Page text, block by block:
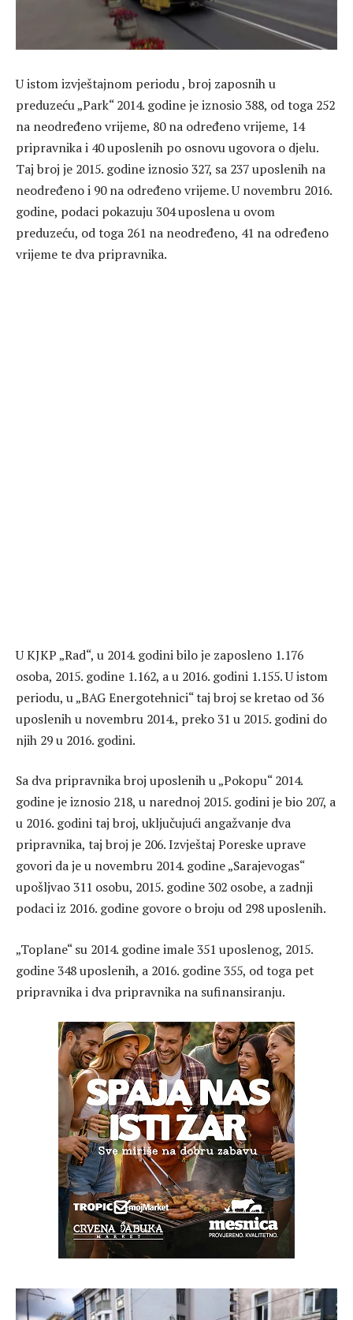
U istom izvještajnom periodu , broj zaposnih u
preduzeću „Park“ 2014. godine je iznosio 388, od toga 252
na neodređeno vrijeme, 80 na određeno vrijeme, 14
pripravnika i 40 uposlenih po osnovu ugovora o djelu.
Taj broj je 2015. godine iznosio 327, sa 237 uposlenih na
neodređeno i 90 na određeno vrijeme. U novembru 2016.
godine, podaci pokazuju 304 uposlena u ovom
preduzeću, od toga 261 na neodređeno, 41 na određeno
vrijeme te dva pripravnika.
U KJKP „Rad“, u 2014. godini bilo je zaposleno 1.176
osoba, 2015. godine 1.162, a u 2016. godini 1.155. U istom
periodu, u „BAG Energotehnici“ taj broj se kretao od 36
uposlenih u novembru 2014., preko 31 u 2015. godini do
njih 29 u 2016. godini.
Sa dva pripravnika broj uposlenih u „Pokopu“ 2014.
godine je iznosio 218, u narednoj 2015. godini je bio 207, a
u 2016. godini taj broj, uključujući angažvanje dva
pripravnika, taj broj je 206. Izvještaj Poreske uprave
govori da je u novembru 2014. godine „Sarajevogas“
upošljvao 311 osobu, 2015. godine 302 osobe, a zadnji
podaci iz 2016. godine govore o broju od 298 uposlenih.
„Toplane“ su 2014. godine imale 351 uposlenog, 2015.
godine 348 uposlenih, a 2016. godine 355, od toga pet
pripravnika i dva pripravnika na sufinansiranju.